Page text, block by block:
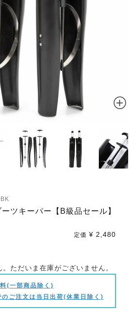
ツキーパー【B級品セール】
定価 ¥ 2,480
ただいま在庫がございません。
(一部商品除く)
ご注文は当日出荷(休業日除く)